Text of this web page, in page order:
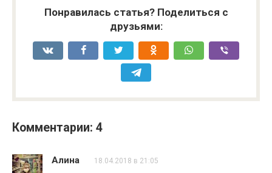
Понравилась статья? Поделиться с
друзьями:
Комментарии: 4
Алина 18.04.2018 в 21:05